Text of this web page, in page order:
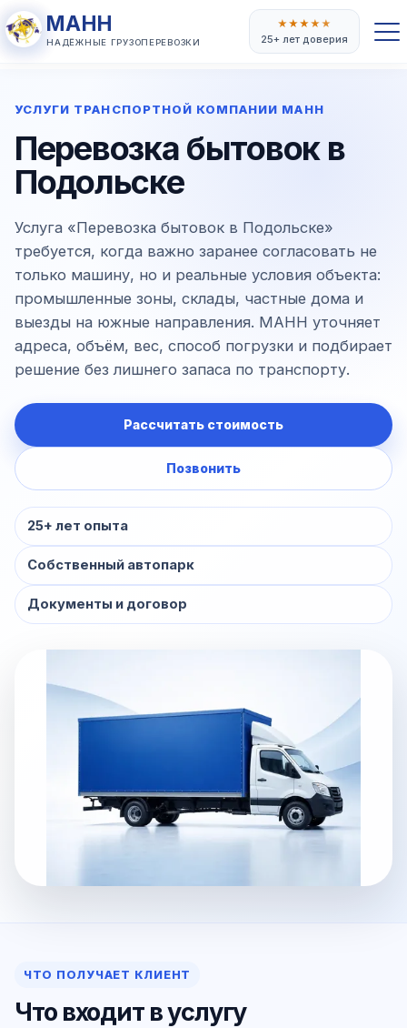
МАНН
НАДЁЖНЫЕ ГРУЗОПЕРЕВОЗКИ
★★★★★
25+ лет доверия
УСЛУГИ ТРАНСПОРТНОЙ КОМПАНИИ МАНН
Перевозка бытовок в
Подольске
Услуга «Перевозка бытовок в Подольске»
требуется, когда важно заранее согласовать не
только машину, но и реальные условия объекта:
промышленные зоны, склады, частные дома и
выезды на южные направления. МАНН уточняет
адреса, объём, вес, способ погрузки и подбирает
решение без лишнего запаса по транспорту.
Рассчитать стоимость
Позвонить
25+ лет опыта
Собственный автопарк
Документы и договор
ЧТО ПОЛУЧАЕТ КЛИЕНТ
Что входит в услугу